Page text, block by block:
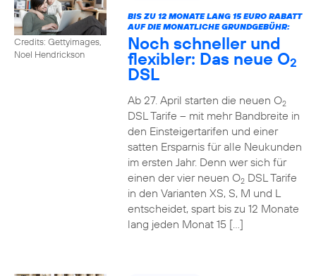
Credits: Gettyimages,
Noel Hendrickson
BIS ZU 12 MONATE LANG 15 EURO RABATT
AUF DIE MONATLICHE GRUNDGEBÜHR:
Noch schneller und
flexibler: Das neue O2
DSL
Ab 27. April starten die neuen O2
DSL Tarife – mit mehr Bandbreite in
den Einsteigertarifen und einer
satten Ersparnis für alle Neukunden
im ersten Jahr. Denn wer sich für
einen der vier neuen O2DSL Tarife
in den Varianten XS, S, M und L
entscheidet, spart bis zu 12 Monate
lang jeden Monat 15 […]